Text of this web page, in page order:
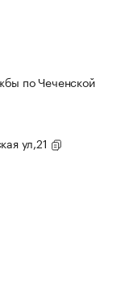
по Чеченской
ул,21